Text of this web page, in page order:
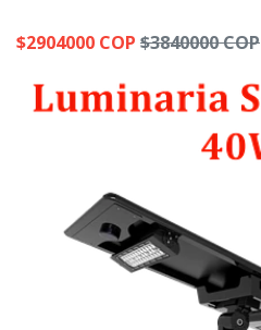
$2904000 COP $3840000 COP